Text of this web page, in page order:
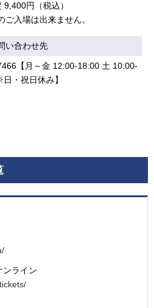
9,400円（税込）
入場は出来ません。
い合わせ先
【月～金 12:00-18:00 土 10:00-
・祝日休み】
ンライン